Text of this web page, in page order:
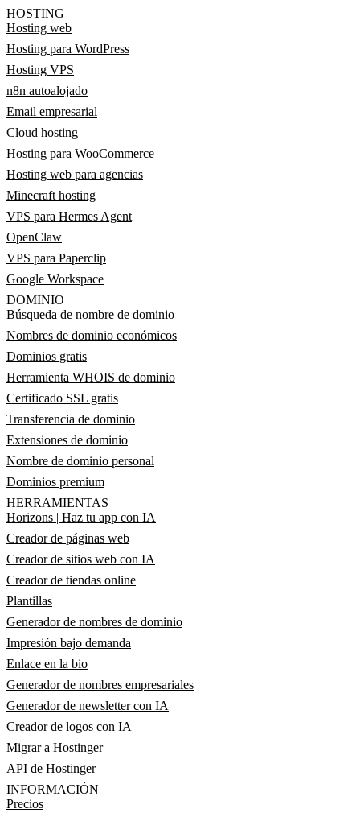
HOSTING
Hosting web
Hosting para WordPress
Hosting VPS
n8n autoalojado
Email empresarial
Cloud hosting
Hosting para WooCommerce
Hosting web para agencias
Minecraft hosting
VPS para Hermes Agent
OpenClaw
VPS para Paperclip
Google Workspace
DOMINIO
Búsqueda de nombre de dominio
Nombres de dominio económicos
Dominios gratis
Herramienta WHOIS de dominio
Certificado SSL gratis
Transferencia de dominio
Extensiones de dominio
Nombre de dominio personal
Dominios premium
HERRAMIENTAS
Horizons | Haz tu app con IA
Creador de páginas web
Creador de sitios web con IA
Creador de tiendas online
Plantillas
Generador de nombres de dominio
Impresión bajo demanda
Enlace en la bio
Generador de nombres empresariales
Generador de newsletter con IA
Creador de logos con IA
Migrar a Hostinger
API de Hostinger
INFORMACIÓN
Precios